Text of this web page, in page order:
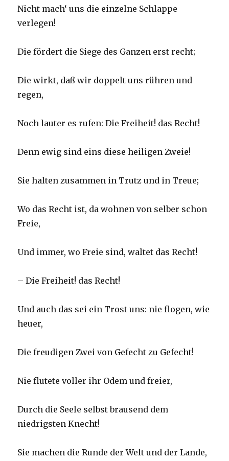
Nicht mach‘ uns die einzelne Schlappe
verlegen!
Die fördert die Siege des Ganzen erst recht;
Die wirkt, daß wir doppelt uns rühren und
regen,
Noch lauter es rufen: Die Freiheit! das Recht!
Denn ewig sind eins diese heiligen Zweie!
Sie halten zusammen in Trutz und in Treue;
Wo das Recht ist, da wohnen von selber schon
Freie,
Und immer, wo Freie sind, waltet das Recht!
– Die Freiheit! das Recht!
Und auch das sei ein Trost uns: nie flogen, wie
heuer,
Die freudigen Zwei von Gefecht zu Gefecht!
Nie flutete voller ihr Odem und freier,
Durch die Seele selbst brausend dem
niedrigsten Knecht!
Sie machen die Runde der Welt und der Lande,